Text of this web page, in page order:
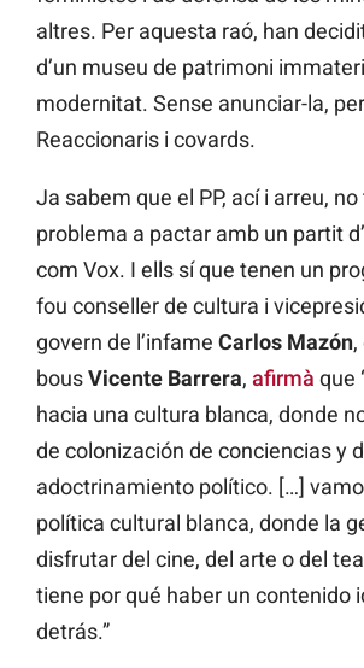
altres. Per aquesta raó, han
d’un museu de patrimoni
modernitat. Sense anunciar-la,
Reaccionaris i covards.
Ja sabem que el PP, ací i arreu,
problema a pactar amb un partit
com Vox. I ells sí que tenen un
fou conseller de cultura i
govern de l’infame Carlos Mazón
bousVicente Barrera, afirmà que
hacia una cultura blanca, donde
de colonización de conciencias y
adoctrinamiento político. […]
política cultural blanca, donde la
disfrutar del cine, del arte o del
tiene por qué haber un contenido
detrás.”